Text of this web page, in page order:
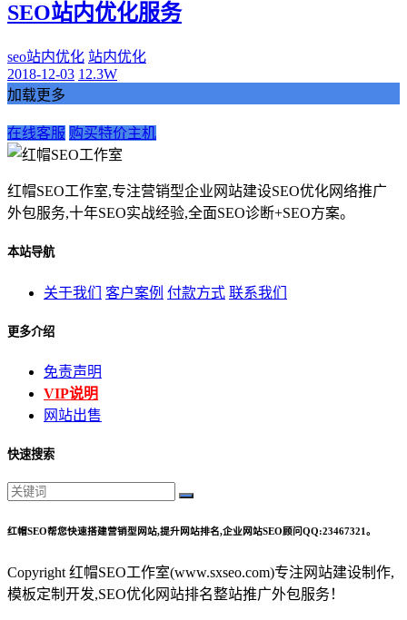
SEO站内优化服务
seo站内优化 站内优化
2018-12-03 12.3W
加载更多
在线客服 购买特价主机
红帽SEO工作室,专注营销型企业网站建设SEO优化网络推广
外包服务,十年SEO实战经验,全面SEO诊断+SEO方案。
本站导航
关于我们 客户案例 付款方式 联系我们
更多介绍
免责声明
VIP说明
网站出售
快速搜索
红帽SEO帮您快速搭建营销型网站,提升网站排名,企业网站SEO顾问QQ:23467321。
Copyright 红帽SEO工作室(www.sxseo.com)专注网站建设制作,
模板定制开发,SEO优化网站排名整站推广外包服务！